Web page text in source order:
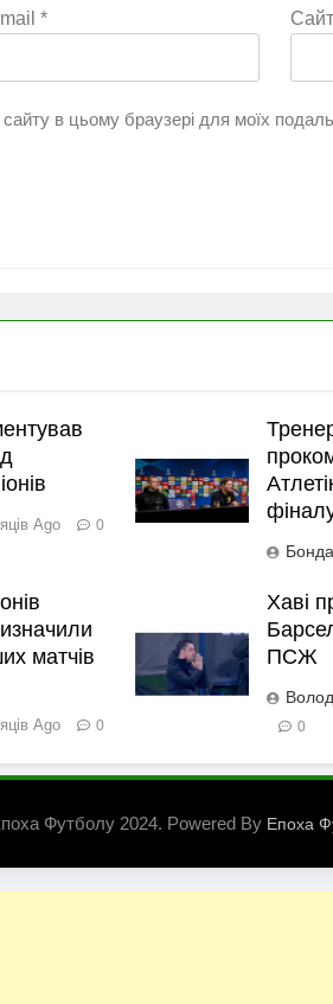
* Сайт
в цьому браузері для моїх
Ago 0
матчів
Ago 0
Хаві
ПСЖ
0
Футболу 2024. Powered By Епоха